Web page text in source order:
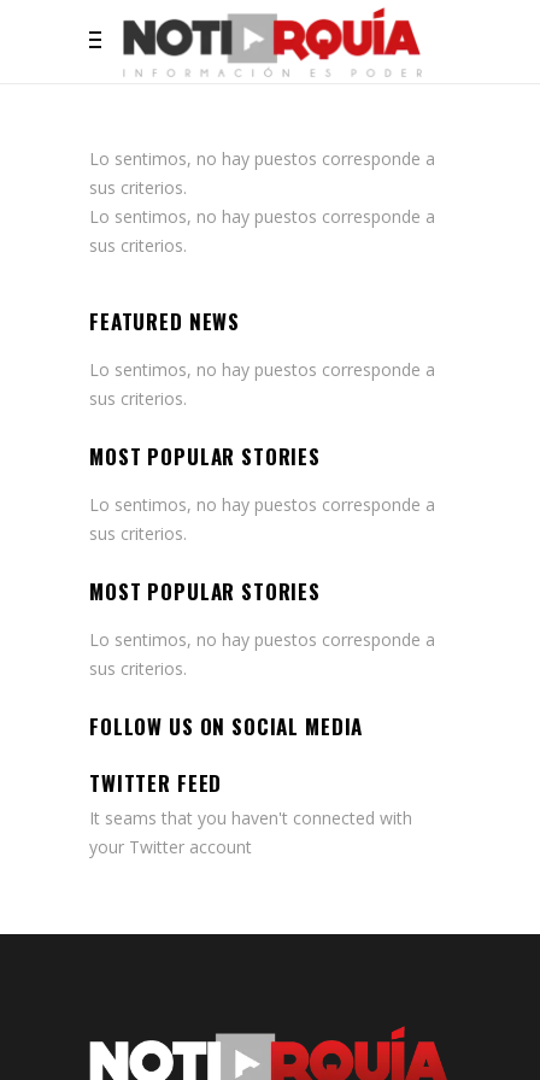
Lo sentimos, no hay puestos corresponde a
sus criterios.
Lo sentimos, no hay puestos corresponde a
sus criterios.
FEATURED NEWS
Lo sentimos, no hay puestos corresponde a
sus criterios.
MOST POPULAR STORIES
Lo sentimos, no hay puestos corresponde a
sus criterios.
MOST POPULAR STORIES
Lo sentimos, no hay puestos corresponde a
sus criterios.
FOLLOW US ON SOCIAL MEDIA
TWITTER FEED
It seams that you haven't connected with
your Twitter account